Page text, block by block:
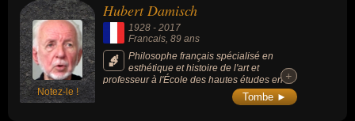
Notez-le !
Hubert Damisch
1928 - 2017
Francais, 89 ans
Philosophe français spécialisé en
esthétique et histoire de l'art et
professeur à l'École des hautes études en
sciences sociales de Paris. Il prend en
compte la sémiologie dans l'esthétique et a
+
+
Tombe ►